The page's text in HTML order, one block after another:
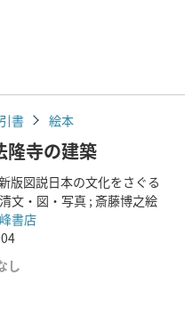
書 絵本
寺の建築
版図説日本の文化をさぐる
文・図・写真 ; 斎藤博之絵
書店
し